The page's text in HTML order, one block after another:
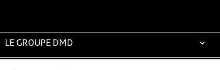
LE GROUPE DMD 